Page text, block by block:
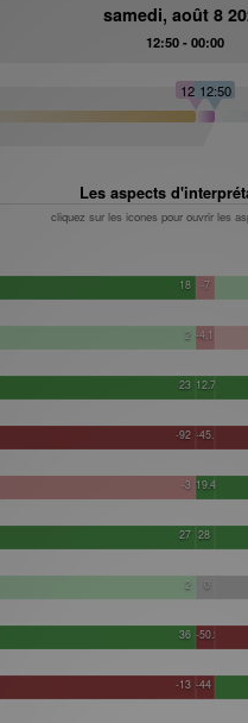
samedi, août 8
12:50 - 00:00
12:1812:50
Les aspects
cliquez sur les icones pour ouvrir les
18 -7
2 -4.1
23 12.7
-92 -45.1
-3 19.4
27 28
2 0
36 -50.5
-13 -44